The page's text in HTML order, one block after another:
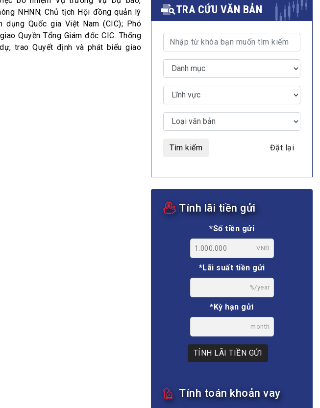
MULTIMEDIA
Video
E-magazines
NHNN; Chủ tịch Hội đồng quản lý
dụng Quốc gia Việt Nam (CIC); Phó
Quyền Tổng Giám đốc CIC. Thống
trao Quyết định và phát biểu giao
TRA CỨU VĂN BẢN
Tìm kiếm Đặt lại
Tính lãi tiền gửi
*Số tiền gửi
VNĐ
*Lãi suất tiền gửi
%/year
*Kỳ hạn gửi
month
TÍNH LÃI TIỀN GỬI
Tính toán khoản vay